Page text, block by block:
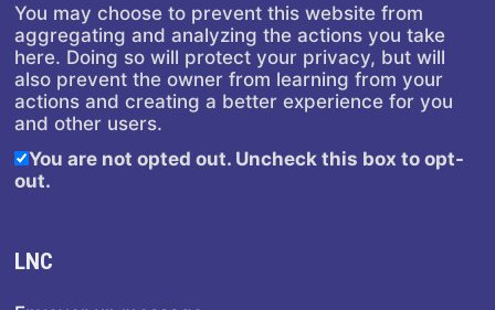
You may choose to prevent this website from
aggregating and analyzing the actions you take
here. Doing so will protect your privacy, but will
also prevent the owner from learning from your
actions and creating a better experience for you
and other users.
You are not opted out. Uncheck this box to opt-
out.
LNC